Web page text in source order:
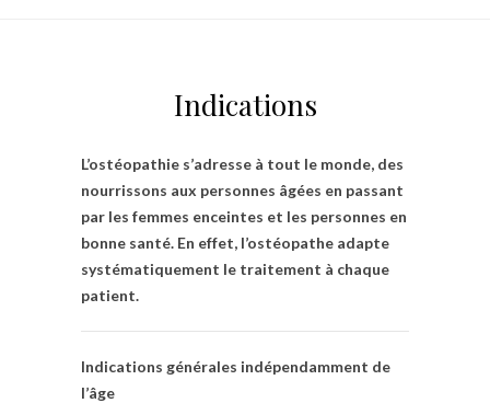
Indications
L’ostéopathie s’adresse à tout le monde, des
nourrissons aux personnes âgées en passant
par les femmes enceintes et les personnes en
bonne santé. En effet, l’ostéopathe adapte
systématiquement le traitement à chaque
patient.
Indications générales indépendamment de
l’âge